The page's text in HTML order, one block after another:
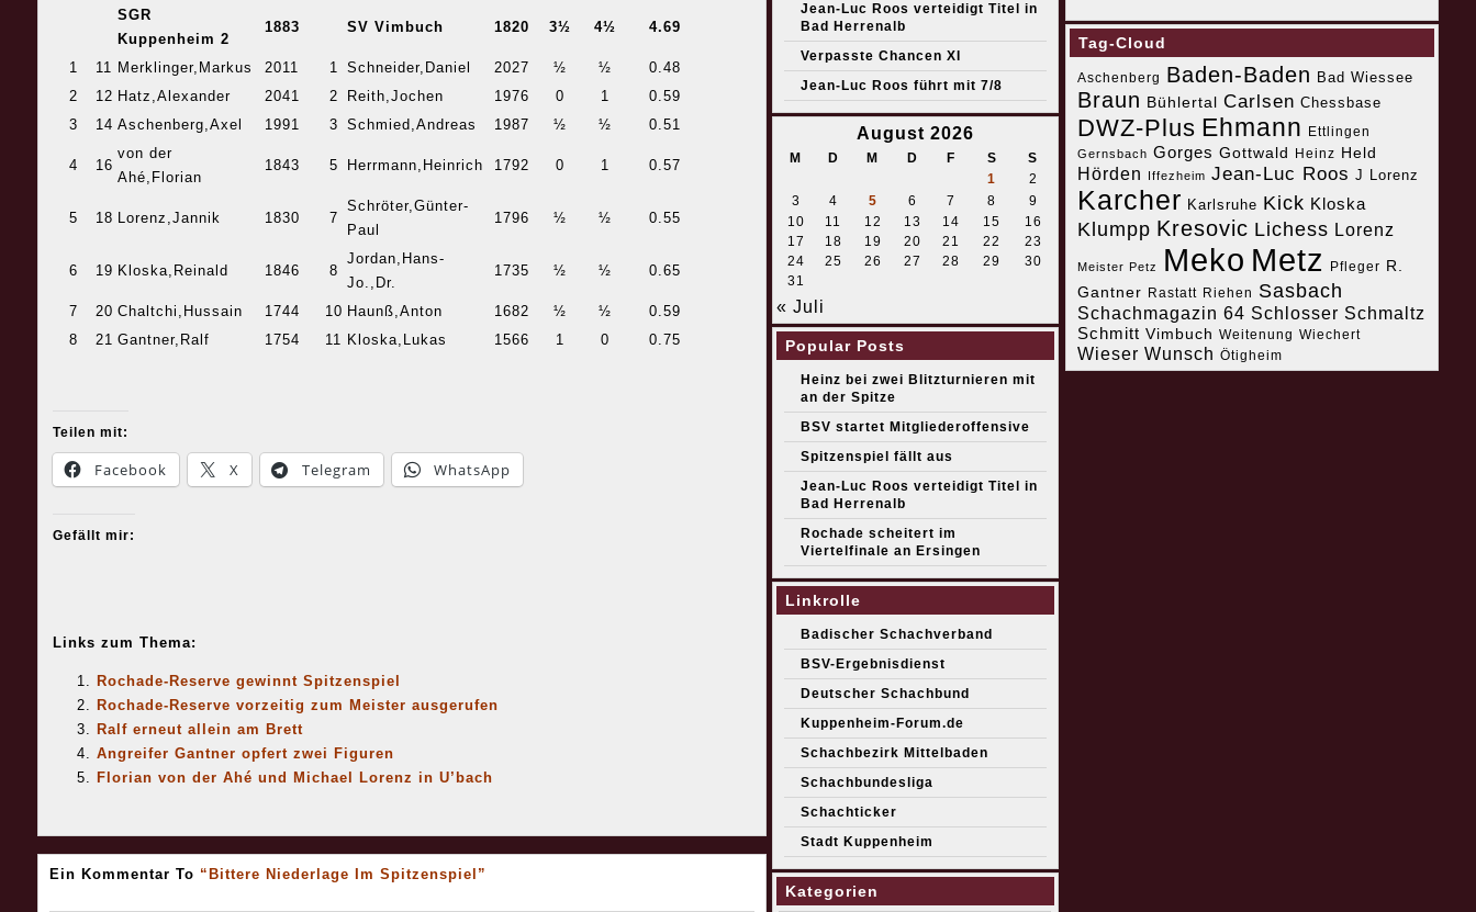
SGR
Kuppenheim 2
1883 SV Vimbuch 1820 3½ 4½ 4.69
1 11 Merklinger,Markus 2011 1 Schneider,Daniel 2027 ½ ½
0.48
2
12 Hatz,Alexander 2041 2 Reith,Jochen 1976 0 1
0.59
3
14 Aschenberg,Axel 1991 3 Schmied,Andreas 1987 ½ ½ 0.51
4 16
von der
Ahé,Florian
1843 5 Herrmann,Heinrich 1792 0 1 0.57
5 18 Lorenz,Jannik 1830 7
Schröter,Günter-
Paul
1796 ½ ½ 0.55
6 19 Kloska,Reinald 1846 8
Jordan,Hans-
Jo.,Dr.
1735 ½ ½ 0.65
7 20 Chaltchi,Hussain 1744 10 Haunß,Anton 1682 ½ ½
0.59
8
21 Gantner,Ralf 1754 11 Kloska,Lukas 1566 1 0 0.75
Teilen mit:
Facebook X Telegram WhatsApp
Gefällt mir:
Links zum Thema:
Rochade-Reserve gewinnt Spitzenspiel
Rochade-Reserve vorzeitig zum Meister ausgerufen
Ralf erneut allein am Brett
Angreifer Gantner opfert zwei Figuren
Florian von der Ahé und Michael Lorenz in U’bach
Ein Kommentar To “Bittere Niederlage Im Spitzenspiel”
Jean-Luc Roos verteidigt Titel in
Bad Herrenalb
Verpasste Chancen XI
Jean-Luc Roos führt mit 7/8
August 2026
M D M D F S
S
1
2
3
4 5 6 7 8
9
10
11 12 13 14 15
16
17
18 19 20 21 22
23
24
25 26 27 28 29
30
31
« Juli
Popular Posts
Heinz bei zwei Blitzturnieren mit
an der Spitze
BSV startet Mitgliederoffensive
Spitzenspiel fällt aus
Jean-Luc Roos verteidigt Titel in
Bad Herrenalb
Rochade scheitert im
Viertelfinale an Ersingen
Linkrolle
Badischer Schachverband
BSV-Ergebnisdienst
Deutscher Schachbund
Kuppenheim-Forum.de
Schachbezirk Mittelbaden
Schachbundesliga
Schachticker
Stadt Kuppenheim
Kategorien
Tag-Cloud
Aschenberg Baden-Baden Bad Wiessee
Braun Bühlertal Carlsen Chessbase
DWZ-Plus Ehmann Ettlingen
Gernsbach Gorges Gottwald Heinz Held
Hörden Iffezheim Jean-Luc Roos J Lorenz
Karcher Karlsruhe Kick Kloska
Klumpp Kresovic Lichess Lorenz
Meister Petz Meko Metz Pfleger R.
Gantner
Rastatt Riehen Sasbach
Schachmagazin 64 Schlosser Schmaltz
Schmitt Vimbuch Weitenung Wiechert
Wieser Wunsch Ötigheim